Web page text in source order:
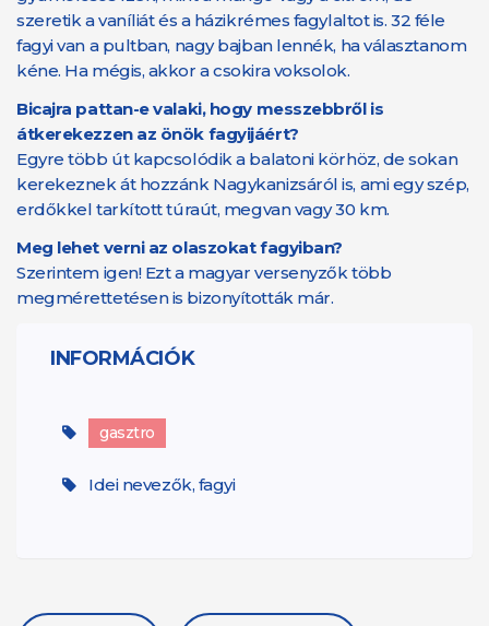
szeretik a vaníliát és a házikrémes fagylaltot is. 32 féle
fagyi van a pultban, nagy bajban lennék, ha választanom
kéne. Ha mégis, akkor a csokira voksolok.
Bicajra pattan-e valaki, hogy messzebbről is
átkerekezzen az önök fagyijáért?
Egyre több út kapcsolódik a balatoni körhöz, de sokan
kerekeznek át hozzánk Nagykanizsáról is, ami egy szép,
erdőkkel tarkított túraút, megvan vagy 30 km.
Meg lehet verni az olaszokat fagyiban?
Szerintem igen! Ezt a magyar versenyzők több
megmérettetésen is bizonyították már.
INFORMÁCIÓK
gasztro
Idei nevezők, fagyi